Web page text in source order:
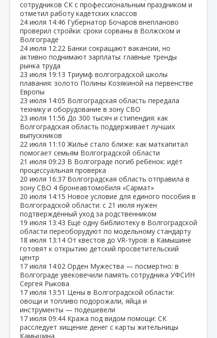
сотрудников СК с профессиональным праздником и
отметил работу кадетских классов
24 июля 14:46 Губернатор Бочаров внепланово
проверил стройки: сроки сорваны в Волжском и
Волгограде
24 июля 12:22 Банки сокращают вакансии, но
активно поднимают зарплаты: главные тренды
рынка труда
23 июля 19:13 Триумф волгоградской школы
плавания: золото Полины Козякиной на первенстве
Европы
23 июля 14:05 Волгоградская область передала
технику и оборудование в зону СВО
23 июля 11:56 До 300 тысяч и стипендия: как
Волгоградская область поддерживает лучших
выпускников
22 июля 11:10 Жильё стало ближе: как маткапитал
помогает семьям Волгоградской области
21 июля 09:23 В Волгограде погиб ребёнок: идёт
процессуальная проверка
20 июля 16:37 Волгоградская область отправила в
зону СВО 4 бронеавтомобиля «Сармат»
20 июля 14:15 Новое условие для единого пособия в
Волгоградской области: с 21 июля нужен
подтверждённый уход за родственником
19 июля 13:43 Ещё одну библиотеку в Волгоградской
области переоборудуют по модельному стандарту
18 июля 13:14 От квестов до VR‑туров: в Камышине
готовят к открытию детский просветительский
центр
17 июля 14:02 Орден Мужества — посмертно: в
Волгограде увековечили память сотрудника УФСИН
Сергея Рыкова
17 июля 13:51 Цены в Волгоградской области:
овощи и топливо подорожали, яйца и
инструменты — подешевели
17 июля 09:44 Кража под видом помощи: СК
расследует хищение денег с карты жительницы
Камышина